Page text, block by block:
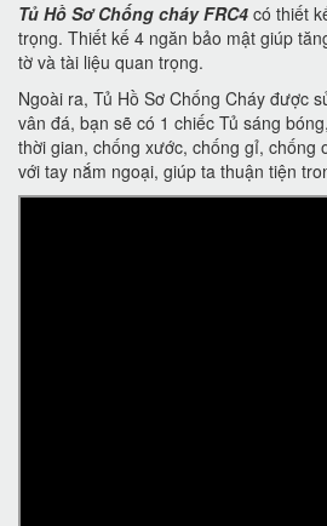
Tủ Hồ Sơ Chống cháy FRC4 có thiết
trọng. Thiết kế 4 ngăn bảo mật giúp
tờ và tài liệu quan trọng.
Ngoài ra, Tủ Hồ Sơ Chống Cháy được
vân đá, bạn sẽ có 1 chiếc Tủ sáng
thời gian, chống xước, chống gỉ, chống
với tay nắm ngoại, giúp ta thuận tiện